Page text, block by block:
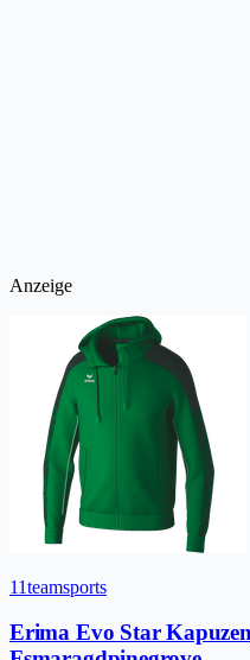
Anzeige
11teamsports
Erima Evo Star